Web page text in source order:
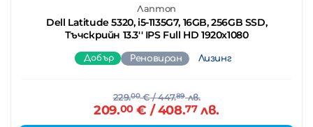
Лаптоп
Dell Latitude 5320, i5-1135G7, 16GB, 256GB SSD,
Тъчскрийн 13.3'' IPS Full HD 1920x1080
Добър Реновиран Лизинг
229.00€/ 447.89лв.
209.00€ / 408.77лв.